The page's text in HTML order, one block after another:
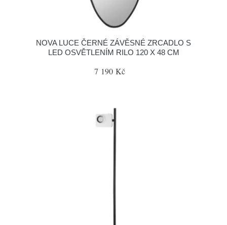
NOVA LUCE ČERNÉ ZÁVĚSNÉ ZRCADLO S
LED OSVĚTLENÍM RILO 120 X 48 CM
7 190 Kč